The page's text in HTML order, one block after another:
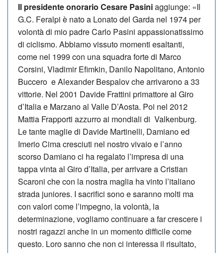
Il presidente onorario Cesare Pasiniaggiunge: «Il
G.C. Feralpi è nato a Lonato del Garda nel 1974 per
volontà di mio padre Carlo Pasini appassionatissimo
di ciclismo. Abbiamo vissuto momenti esaltanti,
come nel 1999 con una squadra forte di Marco
Corsini, Vladimir Efimkin, Danilo Napolitano, Antonio
Buccero e Alexander Bespalov che arrivarono a 33
vittorie. Nel 2001 Davide Frattini primattore al Giro
d’I­ta­lia e Marzano al Valle D’Aosta. Poi nel 2012
Mattia Frapporti azzurro ai mondiali di Valkenburg.
Le tante maglie di Davide Martinelli, Damiano ed
Imerio Cima cresciuti nel nostro vivaio e l’anno
scorso Damiano ci ha regalato l’impresa di una
tappa vinta al Giro d’Italia, per arrivare a Cristian
Scaroni che con la nostra maglia ha vinto l’italiano
strada juniores. I sacrifici sono e saranno molti ma
con valori come l’impegno, la volontà, la
determinazione, vogliamo continuare a far crescere i
nostri ragazzi anche in un mo­mento difficile come
questo. Loro sanno che non ci interessa il risultato,